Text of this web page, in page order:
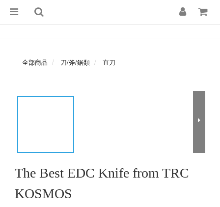
全部商品 刀/斧/鋸類 直刀
The Best EDC Knife from TRC
KOSMOS